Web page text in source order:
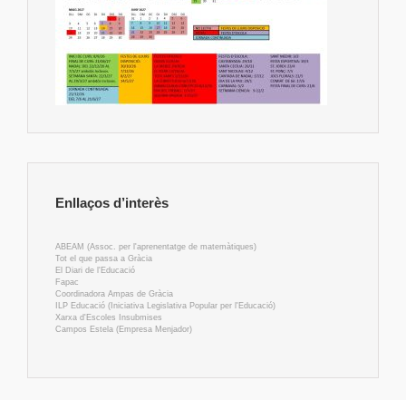
Enllaços d’interès
ABEAM (Assoc. per l'aprenentatge de matemàtiques)
Tot el que passa a Gràcia
El Diari de l'Educació
Fapac
Coordinadora Ampas de Gràcia
ILP Educació (Iniciativa Legislativa Popular per l'Educació)
Xarxa d'Escoles Insubmises
Campos Estela (Empresa Menjador)